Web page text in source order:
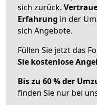
sich zurück.
Erfahrung in der
sich Angebote.
Füllen Sie jetzt das
Sie kostenlose
Bis zu 60 % der
finden Sie nur bei